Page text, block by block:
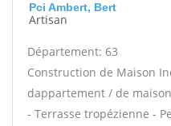
Pci Ambert, Bert
Artisan
Département: 63
Construction de Maison
dappartement / de
- Terrasse tropézienne -